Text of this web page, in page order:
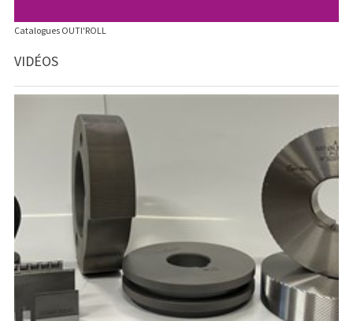
Catalogues OUTI'ROLL
VIDÉOS